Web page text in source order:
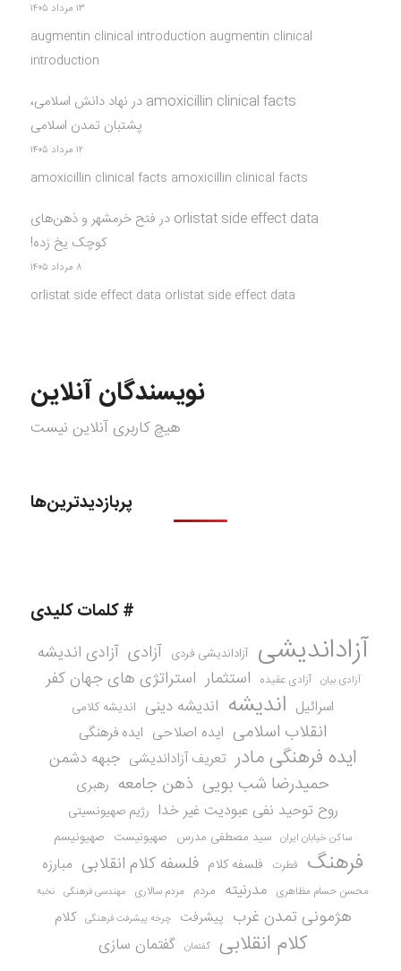
۱۳ مرداد ۱۴۰۵
augmentin clinical introduction augmentin clinical
introduction
amoxicillin clinical facts درنهاد دانش اسلامی،
پشتبان تمدن اسلامی
۱۲ مرداد ۱۴۰۵
amoxicillin clinical facts amoxicillin clinical facts
orlistat side effect data درفتح خرمشهر و ذهن‌های
کوچک یخ زده!
۸ مرداد ۱۴۰۵
orlistat side effect data orlistat side effect data
نویسندگان آنلاین
هیچ کاربری آنلاین نیست
پربازدیدترین‌ها
# کلمات کلیدی
آزاداندیشی آزاداندیشی فردی آزادی آزادی اندیشه
آزادی بیان آزادی عقیده استثمار استراتژی های جهان کفر
اسرائیل اندیشه اندیشه دینی اندیشه کلامی
انقلاب اسلامی ایده اصلاحی ایده فرهنگی
ایده فرهنگی مادر تعریف آزاداندیشی جبهه دشمن
حمیدرضا شب بویی ذهن جامعه رهبری
روح توحید نفی عبودیت غیر خدا رژیم صهیونسیتی
ساکن خیابان ایران سید مصطفی مدرس صهیونیست صهیونیسم
فرهنگ فطرت فلسفه کلام فلسفه کلام انقلابی مبارزه
محسن حسام مظاهری مدرنیته مردم مردم سالاری مهندسی فرهنگی نخبه
هژمونی تمدن غرب پیشرفت چرخه پیشرفت فرهنگی کلام
کلام انقلابی گفتمان گفتمان سازی